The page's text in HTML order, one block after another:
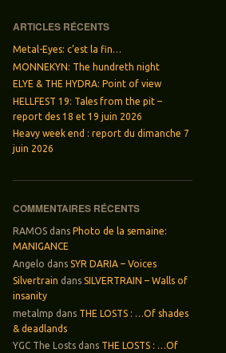
ARTICLES RÉCENTS
Metal-Eyes: c’est la fin…
MONNEKYN: The hundreth night
ELYE & THE HYDRA: Point of view
HELLFEST 19: Tales from the pit –
report des 18 et 19 juin 2026
Heavy week end : report du dimanche 7
juin 2026
COMMENTAIRES RÉCENTS
RAMOS dans Photo de la semaine:
MANIGANCE
Angelo dansSYR DARIA – Voices
Silvertrain dansSILVERTRAIN – Walls of
insanity
metalmp dans THE LOSTS : …Of shades
& deadlands
YGC The Losts dans THE LOSTS : …Of